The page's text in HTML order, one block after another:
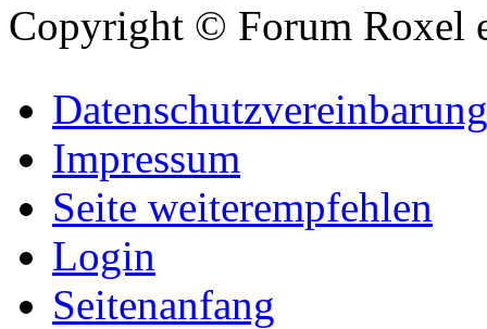
Copyright © Forum Roxel
Datenschutzvereinbarung
Impressum
Seite weiterempfehlen
Login
Seitenanfang